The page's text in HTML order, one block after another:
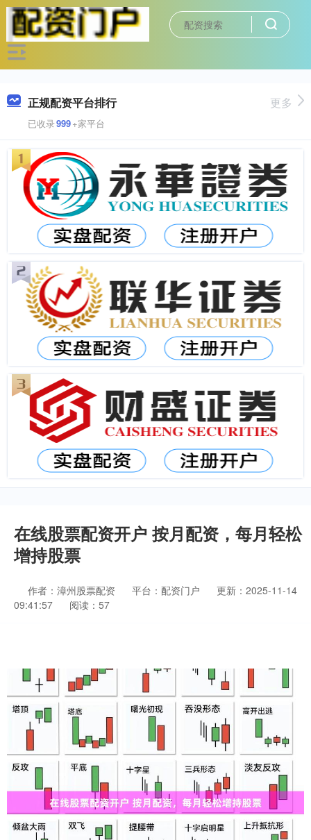
正规配资平台排行
已收录999+家平台
更多
在线股票配资开户 按月配资，每月轻松
增持股票
作者：漳州股票配资 平台：配资门户
更新：2025-11-14
09:41:57
阅读：57